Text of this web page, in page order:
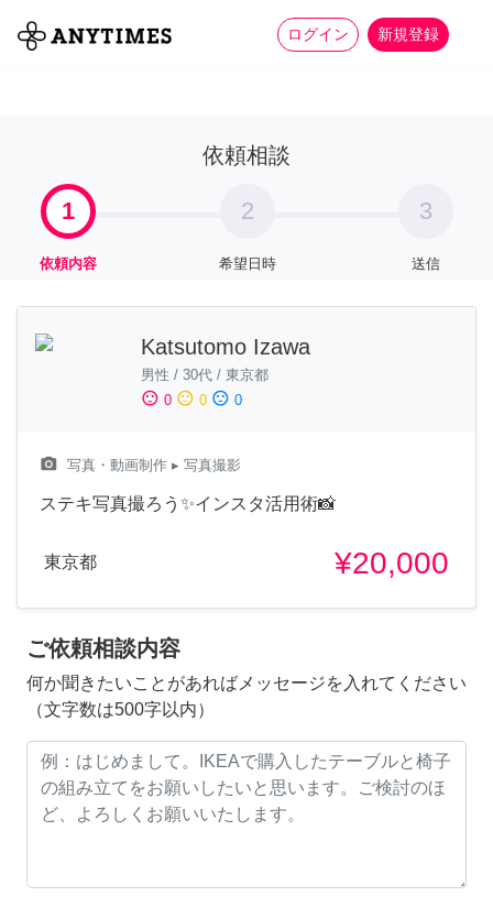
ログイン 新規登録
全て 家事 more_horiz
依頼相談
1
依頼内容
2
希望日時
3
送信
Katsutomo Izawa
男性 / 30代 / 東京都
sentiment_satisfied 0 sentiment_neutral 0 sentiment_dissatisfied 0
camera_alt 写真・動画制作 ▸ 写真撮影
ステキ写真撮ろう✨インスタ活用術📸
東京都 ¥20,000
ご依頼相談内容
何か聞きたいことがあればメッセージを入れてください
（文字数は500字以内）